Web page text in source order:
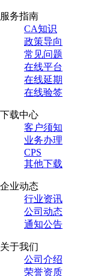
服务指南
CA知识
政策导向
常见问题
在线平台
在线延期
在线验签
下载中心
客户须知
业务办理
CPS
其他下载
企业动态
行业资讯
公司动态
通知公告
关于我们
公司介绍
荣誉资质